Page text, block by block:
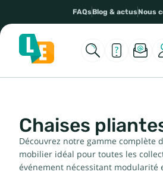
FAQsBlog & actusNous
Chaises
Découvrez notre gamme complète
mobilier idéal pour toutes les
événement nécessitant modularité